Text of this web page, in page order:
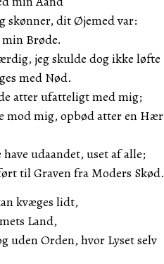
skønner, dit Øjemed var:
Brøde.
jeg skulde dog ikke løfte
med Nød.
atter ufatteligt med mig;
mod mig, opbød atter en Hær
udaandet, uset af alle;
til Graven fra Moders Skød.
kvæges lidt,
Land,
uden Orden, hvor Lyset selv